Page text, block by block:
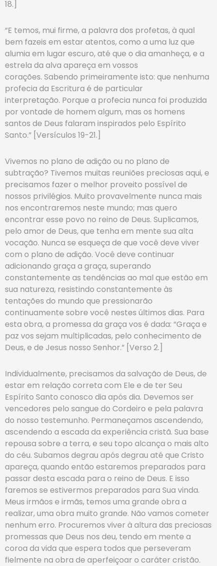
18.]
“E temos, mui firme, a palavra dos profetas, à qual
bem fazeis em estar atentos, como a uma luz que
alumia em lugar escuro, até que o dia amanheça, e a
estrela da alva apareça em vossos
corações. Sabendo primeiramente isto: que nenhuma
profecia da Escritura é de particular
interpretação. Porque a profecia nunca foi produzida
por vontade de homem algum, mas os homens
santos de Deus falaram inspirados pelo Espírito
Santo.” [Versículos 19-21.]
Vivemos no plano de adição ou no plano de
subtração? Tivemos muitas reuniões preciosas aqui, e
precisamos fazer o melhor proveito possível de
nossos privilégios. Muito provavelmente nunca mais
nos encontraremos neste mundo; mas quero
encontrar esse povo no reino de Deus. Suplicamos,
pelo amor de Deus, que tenha em mente sua alta
vocação. Nunca se esqueça de que você deve viver
com o plano de adição. Você deve continuar
adicionando graça a graça, superando
constantemente as tendências ao mal que estão em
sua natureza, resistindo constantemente às
tentações do mundo que pressionarão
continuamente sobre você nestes últimos dias. Para
esta obra, a promessa da graça vos é dada: “Graça e
paz vos sejam multiplicadas, pelo conhecimento de
Deus, e de Jesus nosso Senhor.” [Verso 2.]
Individualmente, precisamos da salvação de Deus, de
estar em relação correta com Ele e de ter Seu
Espírito Santo conosco dia após dia. Devemos ser
vencedores pelo sangue do Cordeiro e pela palavra
do nosso testemunho. Permaneçamos ascendendo,
ascendendo a escada da experiência cristã. Sua base
repousa sobre a terra, e seu topo alcança o mais alto
do céu. Subamos degrau após degrau até que Cristo
apareça, quando então estaremos preparados para
passar desta escada para o reino de Deus. E isso
faremos se estivermos preparados para Sua vinda.
Meus irmãos e irmãs, temos uma grande obra a
realizar, uma obra muito grande. Não vamos cometer
nenhum erro. Procuremos viver à altura das preciosas
promessas que Deus nos deu, tendo em mente a
coroa da vida que espera todos que perseveram
fielmente na obra de aperfeiçoar o caráter cristão.